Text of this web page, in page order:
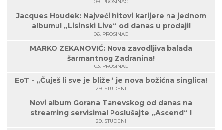
09. PROSINAC
Jacques Houdek: Najveći hitovi karijere na jednom
albumu! „Lisinski Live“ od danas u prodaji!
06. PROSINAC
MARKO ZEKANOVIĆ: Nova zavodljiva balada
šarmantnog Zadranina!
03. PROSINAC
EoT - „Čuješ li sve je bliže“ je nova božićna singlica!
29. STUDENI
Novi album Gorana Tanevskog od danas na
streaming servisima! Poslušajte „Ascend“ !
29. STUDENI